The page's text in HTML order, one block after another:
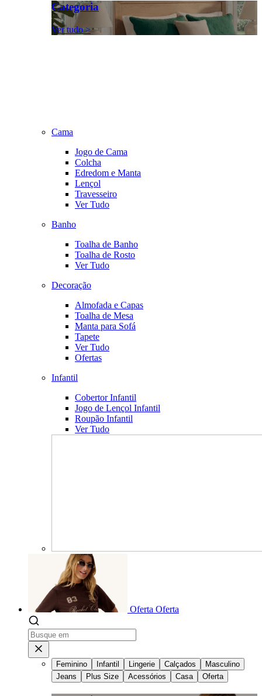
Categoria
Ver tudo >
Cama
Jogo de Cama
Colcha
Edredom e Manta
Lençol
Travesseiro
Ver Tudo
Banho
Toalha de Banho
Toalha de Rosto
Ver Tudo
Decoração
Almofada e Capas
Toalha de Mesa
Manta para Sofá
Tapete
Ver Tudo
Ofertas
Infantil
Cobertor Infantil
Jogo de Lençol Infantil
Roupão Infantil
Ver Tudo
Oferta Oferta
Feminino Infantil Lingerie Calçados
Masculino
Jeans
Plus Size Acessórios Casa Oferta